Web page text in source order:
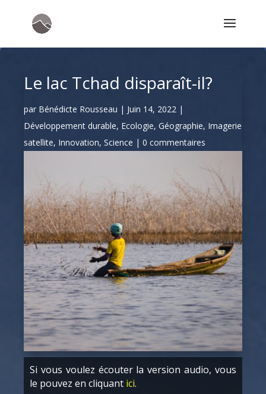
Le lac Tchad disparaît-il?
par Bénédicte Rousseau | Juin 14, 2022 |
Développement durable, Ecologie, Géographie, Imagerie
satellite, Innovation, Science | 0 commentaires
Si vous voulez écouter la version audio, vous
le pouvez en cliquant ici.